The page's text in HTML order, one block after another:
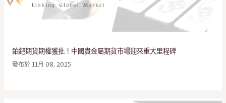
鉑鈀期貨期權獲批！中國貴金屬期貨市場迎來重大里程碑
發布於 11月 08, 2025